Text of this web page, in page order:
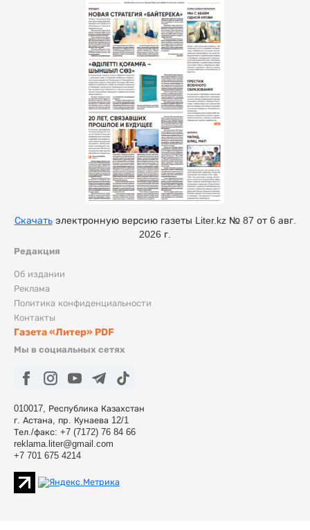
Редакция
Об издании
Реклама
Политика конфиденциальности
Контакты
Газета «Литер» PDF
Мы в социальных сетях
010017, Республика Казахстан
г. Астана, пр. Кунаева 12/1
Тел./факс: +7 (7172) 76 84 66
reklama.liter@gmail.com
+7 701 675 4214
Скачатьэлектронную версию газеты Liter.kz № 87 от 6 авг.
2026 г.